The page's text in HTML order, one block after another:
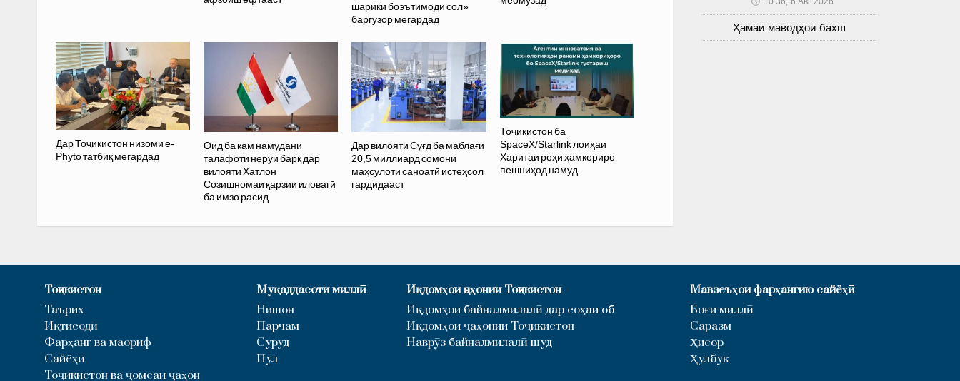
шарики боэътимоди сол»
баргузор мегардад
Дар Тоҷикистон низоми e-
Phyto татбиқ мегардад
Оид ба кам намудани
талафоти неруи барқ дар
вилояти Хатлон
Созишномаи қарзии иловагӣ
ба имзо расид
Дар вилояти Суғд ба маблағи
20,5 миллиард сомонӣ
маҳсулоти саноатӣ истеҳсол
гардидааст
Тоҷикистон ба
SpaceX/Starlink лоиҳаи
Харитаи роҳи ҳамкориро
пешниҳод намуд
Ҳамаи маводҳои бахш
Тоҷикистон
Таърих
Иқтисодӣ
Фарҳанг ва маориф
Сайёҳӣ
Тоҷикистон ва ҷомеаи ҷаҳон
Муқаддасоти миллӣ
Нишон
Парчам
Суруд
Пул
Иқдомҳои ҷаҳонии Тоҷикистон
Иқдомҳои байналмилалӣ дар соҳаи об
Иқдомҳои ҷаҳонии Тоҷикистон
Наврӯз байналмилалӣ шуд
Мавзеъҳои фарҳангию сайёҳӣ
Боғи миллӣ
Саразм
Ҳисор
Ҳулбук